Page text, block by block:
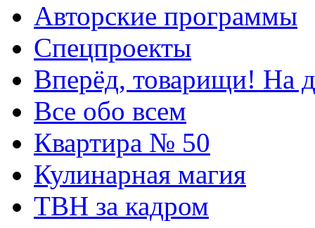
Авторские программы
Спецпроекты
Вперёд, товарищи! На
Все обо всем
Квартира № 50
Кулинарная магия
ТВН за кадром